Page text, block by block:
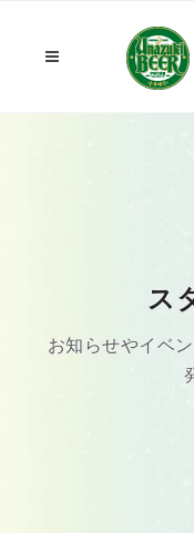
ス
お知らせやイベ